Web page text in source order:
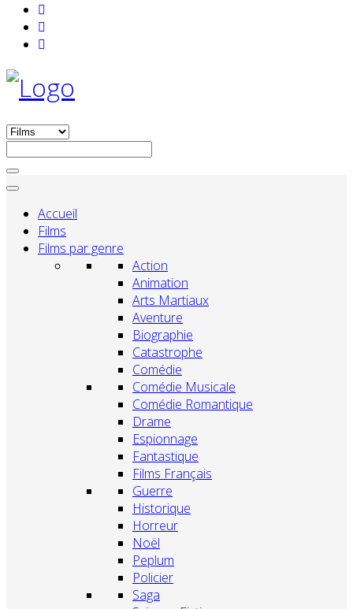
Accueil
Films
Films par genre
Action
Animation
Arts Martiaux
Aventure
Biographie
Catastrophe
Comédie
Comédie Musicale
Comédie Romantique
Drame
Espionnage
Fantastique
Films Français
Guerre
Historique
Horreur
Noël
Peplum
Policier
Saga